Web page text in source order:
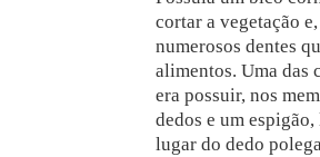
cortar a vegetação
numerosos dentes
alimentos. Uma das
era possuir, nos
dedos e um
lugar do dedo